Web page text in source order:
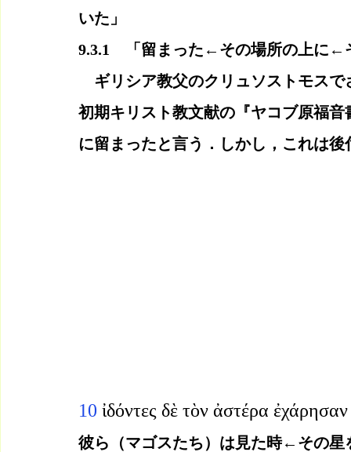
いた」
9.3.1　「留まった←その場所の上に←
ギリシア教父のクリュソストモスで
初期キリスト教文献の『ヤコブ原福
に留まったと言う．しかし，これは後
10 ἰδόντες δὲ τὸν ἀστέρα
彼ら（マゴスたち）は見た時←その